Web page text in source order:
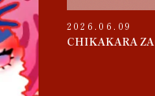
2026.06.09